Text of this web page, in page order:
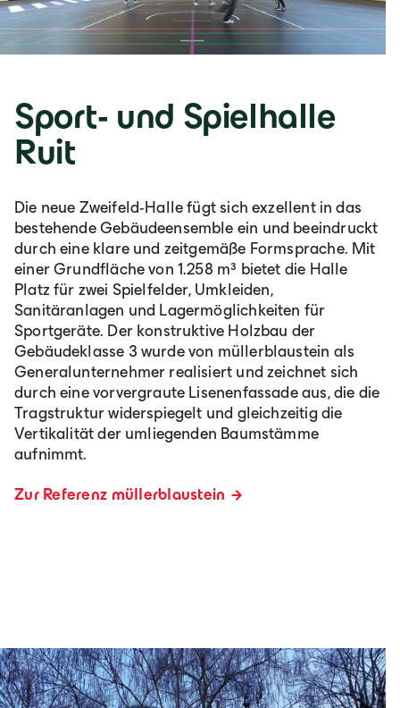
Sport- und Spielhalle
Ruit
Die neue Zweifeld-Halle fügt sich exzellent in das
bestehende Gebäudeensemble ein und beeindruckt
durch eine klare und zeitgemäße Formsprache. Mit
einer Grundfläche von 1.258 m³ bietet die Halle
Platz für zwei Spielfelder, Umkleiden,
Sanitäranlagen und Lagermöglichkeiten für
Sportgeräte. Der konstruktive Holzbau der
Gebäudeklasse 3 wurde von müllerblaustein als
Generalunternehmer realisiert und zeichnet sich
durch eine vorvergraute Lisenenfassade aus, die die
Tragstruktur widerspiegelt und gleichzeitig die
Vertikalität der umliegenden Baumstämme
aufnimmt.
Zur Referenz müllerblaustein